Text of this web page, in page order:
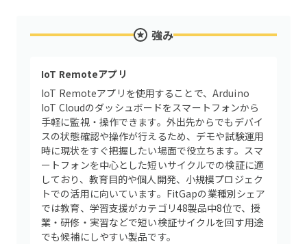
強み
IoT Remoteアプリ
IoT Remoteアプリを使用することで、Arduino
IoT Cloudのダッシュボードをスマートフォンから
手軽に監視・操作できます。外出先からでもデバイ
スの状態確認や操作が行えるため、デモや試験運用
時に現状をすぐ把握したい場面で役立ちます。スマ
ートフォンを中心とした短いサイクルでの検証に適
しており、教育目的や個人開発、小規模プロジェク
トでの活用に向いています。FitGapの業種別シェア
では教育、学習支援がカテゴリ48製品中8位で、授
業・研修・実習などで短い検証サイクルを回す用途
でも候補にしやすい製品です。